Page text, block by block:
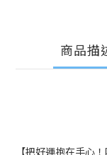
商品描
【把好運抱在手心